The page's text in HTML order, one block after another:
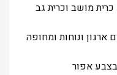
ונוחות ומחופה
אפור